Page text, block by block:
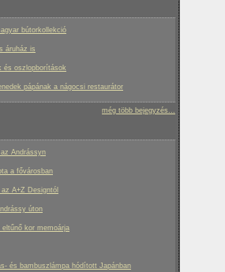
bútorkollekció
áruház is
és oszlopborítások
pápának a nágocsi restaurátor
még több bejegyzés...
Andrássyn
a fővárosban
A+Z Designtól
úton
kor memoárja
és bambuszlámpa hódított Japánban